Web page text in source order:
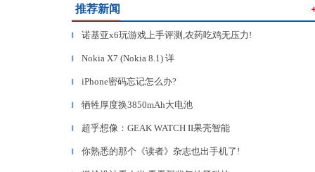
推荐新闻
▎ 诺基亚x6玩游戏上手评测,农药吃鸡无压力!
▎ Nokia X7 (Nokia 8.1) 详
▎ iPhone密码忘记怎么办?
▎ 牺牲厚度换3850mAh大电池
▎ 超乎想像：GEAK WATCH II果壳智能
▎ 你熟悉的那个《读者》杂志也出手机了!